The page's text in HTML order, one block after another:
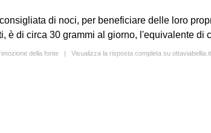
di noci, per beneficiare delle loro
è di circa 30 grammi al giorno, l'equivalente di
della fonte | Visualizza la risposta completa su ottaviabellia.it